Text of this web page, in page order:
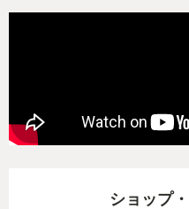
ショップ